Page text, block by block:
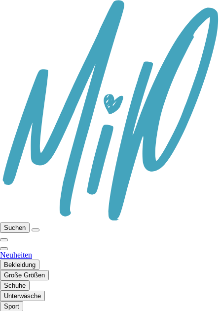
Suchen
Neuheiten
Bekleidung
Große Größen
Schuhe
Unterwäsche
Sport